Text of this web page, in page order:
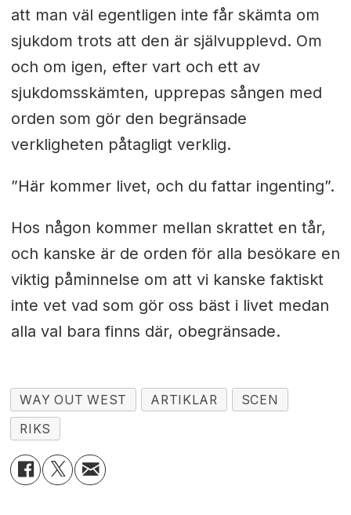
att man väl egentligen inte får skämta om
sjukdom trots att den är självupplevd. Om
och om igen, efter vart och ett av
sjukdomsskämten, upprepas sången med
orden som gör den begränsade
verkligheten påtagligt verklig.
”Här kommer livet, och du fattar ingenting”.
Hos någon kommer mellan skrattet en tår,
och kanske är de orden för alla besökare en
viktig påminnelse om att vi kanske faktiskt
inte vet vad som gör oss bäst i livet medan
alla val bara finns där, obegränsade.
WAY OUT WEST ARTIKLAR
SCEN
RIKS